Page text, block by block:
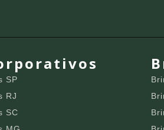
SP
RJ
SC